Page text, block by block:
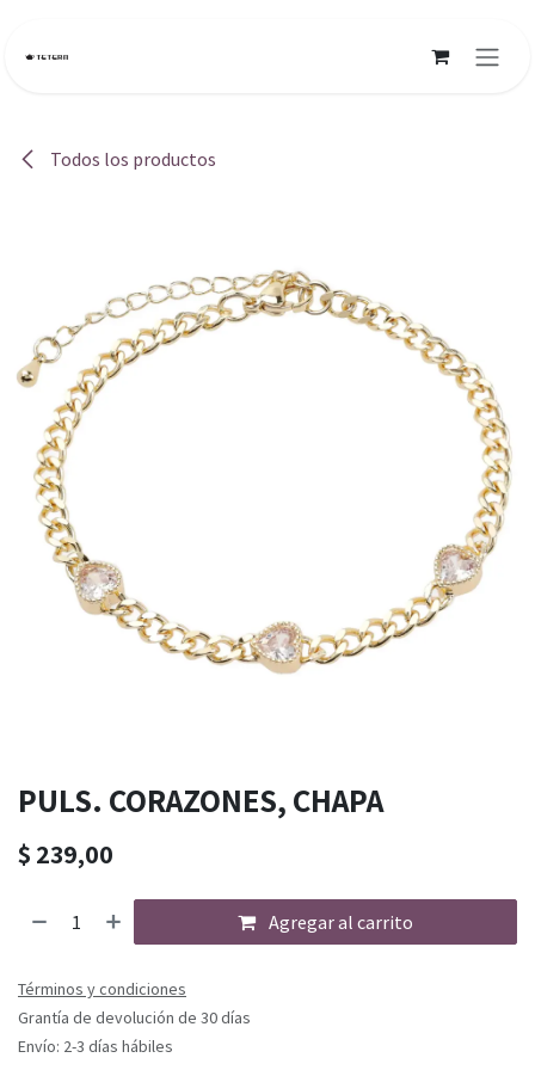
Todos los productos
PULS. CORAZONES, CHAPA
$ 239,00
Agregar al carrito
Términos y condiciones
Grantía de devolución de 30 días
Envío: 2-3 días hábiles